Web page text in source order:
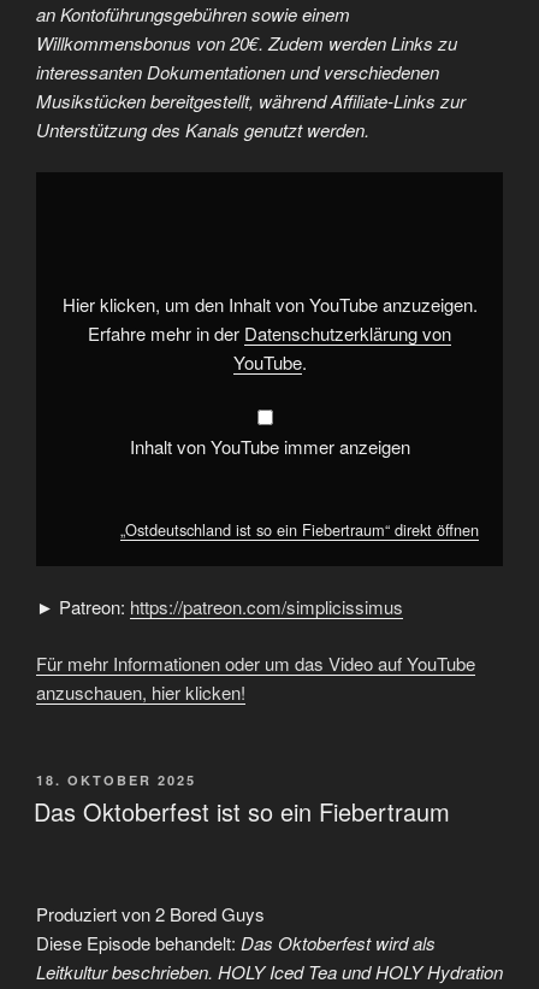
an Kontoführungsgebühren sowie einem
Willkommensbonus von 20€. Zudem werden Links zu
interessanten Dokumentationen und verschiedenen
Musikstücken bereitgestellt, während Affiliate-Links zur
Unterstützung des Kanals genutzt werden.
„Ostdeutschland
anzeigen
Hier klicken, um den Inhalt von YouTube anzuzeigen.
Erfahre mehr in der Datenschutzerklärung von
YouTube.
Inhalt von YouTube immer anzeigen
„Ostdeutschland ist so ein Fiebertraum“ direkt öffnen
► Patreon: https://patreon.com/simplicissimus
Für mehr Informationen oder um das Video auf YouTube
anzuschauen, hier klicken!
VERÖFFENTLICHT
AM
18. OKTOBER 2025
Das Oktoberfest ist so ein Fiebertraum
Produziert von 2 Bored Guys
Diese Episode behandelt: Das Oktoberfest wird als
Leitkultur beschrieben. HOLY Iced Tea und HOLY Hydration